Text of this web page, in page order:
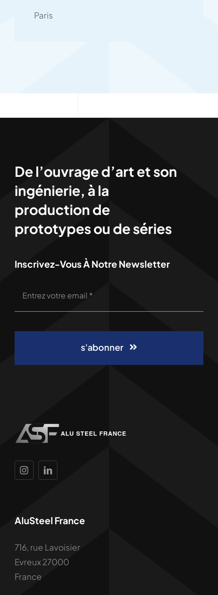
Paris
De l’ouvrage d’art et son
ingénierie, à la
production de
prototypes ou de séries
Inscrivez-Vous À Notre Newsletter
s'abonner
AluSteel France
716, rue Lavoisier
Evreux 27000
France